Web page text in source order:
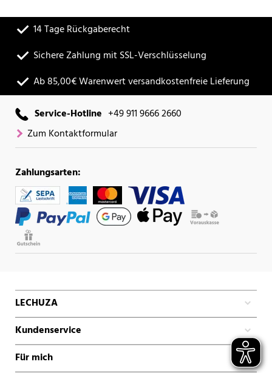
14 Tage Rückgaberecht
Sichere Zahlung mit SSL-Verschlüsselung
Ab 85,00€ Warenwert versandkostenfreie Lieferung
Service-Hotline +49 911 9666 2660
Zum Kontaktformular
Zahlungsarten:
LECHUZA
Kundenservice
Für mich